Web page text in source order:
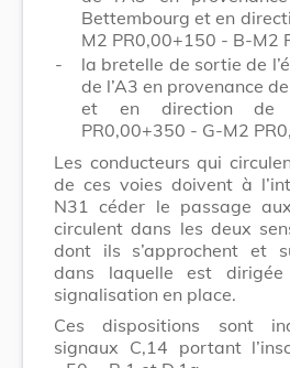
Bettembourg et en
M2 PR0,00+150 - B-M2
-
la bretelle de sortie de
de l’A3 en provenance
et en direction de
PR0,00+350 - G-M2
Les conducteurs qui
de ces voies doivent à
N31 céder le passage
circulent dans les deux
dont ils s’approchent et
dans laquelle est
signalisation en place.
Ces dispositions sont
signaux C,14 portant